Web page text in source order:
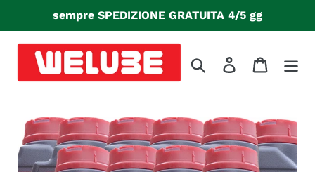
direttamente
contenuti
sempre SPEDIZIONE GRATUITA 4/5 gg
Cerca Accedi Carrello